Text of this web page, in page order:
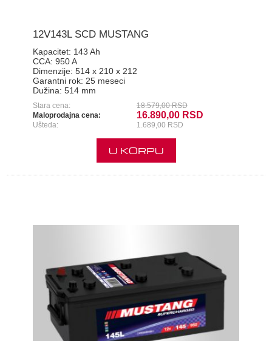
12V143L SCD MUSTANG
Kapacitet: 143 Ah
CCA: 950 A
Dimenzije: 514 x 210 x 212
Garantni rok: 25 meseci
Dužina: 514 mm
Stara cena:
18.579,00 RSD
Maloprodajna cena:
16.890,00 RSD
Ušteda: 1.689,00 RSD
U KORPU